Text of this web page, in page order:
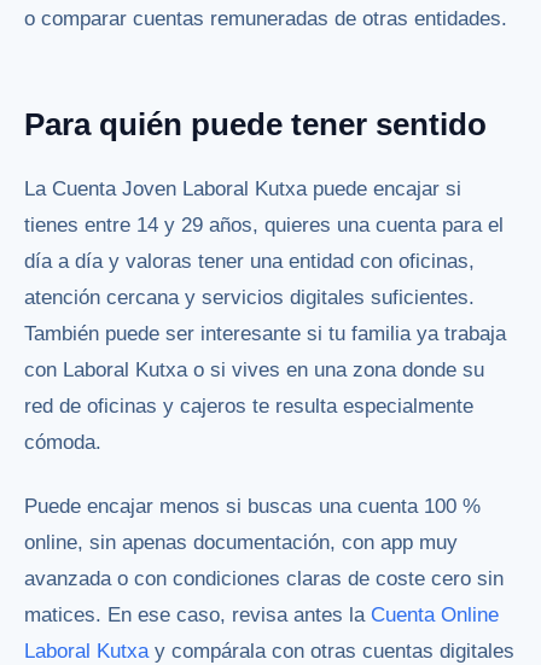
o comparar cuentas remuneradas de otras entidades.
Para quién puede tener sentido
La Cuenta Joven Laboral Kutxa puede encajar si
tienes entre 14 y 29 años, quieres una cuenta para el
día a día y valoras tener una entidad con oficinas,
atención cercana y servicios digitales suficientes.
También puede ser interesante si tu familia ya trabaja
con Laboral Kutxa o si vives en una zona donde su
red de oficinas y cajeros te resulta especialmente
cómoda.
Puede encajar menos si buscas una cuenta 100 %
online, sin apenas documentación, con app muy
avanzada o con condiciones claras de coste cero sin
matices. En ese caso, revisa antes la Cuenta Online
Laboral Kutxay compárala con otras cuentas digitales